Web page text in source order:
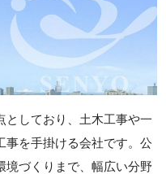
としており、土木工事や一
事を手掛ける会社です。公
境づくりまで、幅広い分野